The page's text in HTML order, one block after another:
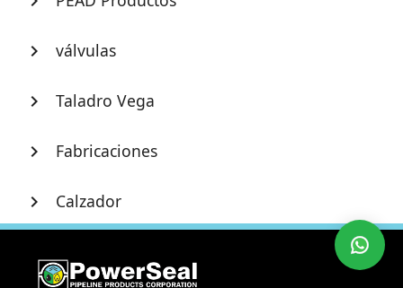
chevron_right válvulas
chevron_right Taladro Vega
chevron_right Fabricaciones
chevron_right Calzador